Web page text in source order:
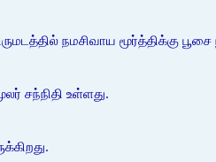
நமசிவாய மூர்த்திக்கு
சந்நிதி உள்ளது.